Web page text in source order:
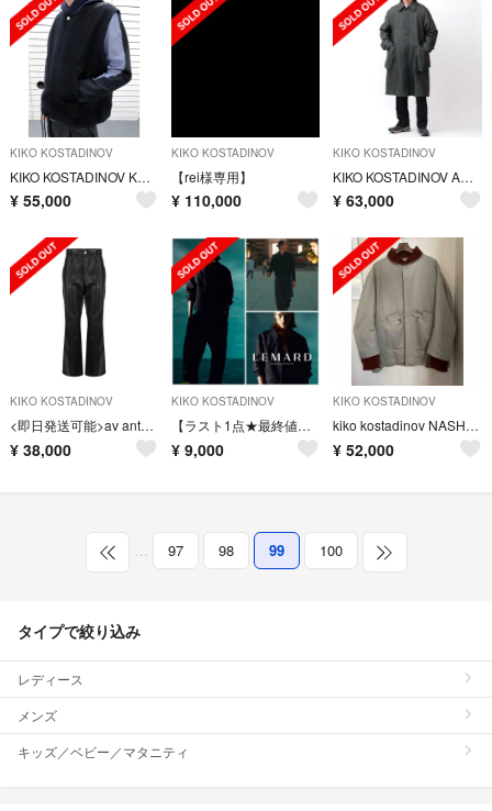
KIKO KOSTADINOV
KIKO KOSTADINOV KK.VEST.01
¥ 55,000
KIKO KOSTADINOV
【rei様専用】
¥ 110,000
KIKO KOSTADINOV
KIKO KOSTADINOV ANAKAZEL TRENCH COAT
¥ 63,000
KIKO KOSTADINOV
<即日発送可能>av antonio vattev 22aw パンツ スラックス
¥ 38,000
KIKO KOSTADINOV
【ラスト1点★最終値下げ】LEMARD セミオーバー ショートジャケット
¥ 9,000
KIKO KOSTADINOV
kiko kostadinov NASH HUNTING COAT
¥ 52,000
… 97 98 99 100
タイプで絞り込み
レディース
メンズ
キッズ／ベビー／マタニティ